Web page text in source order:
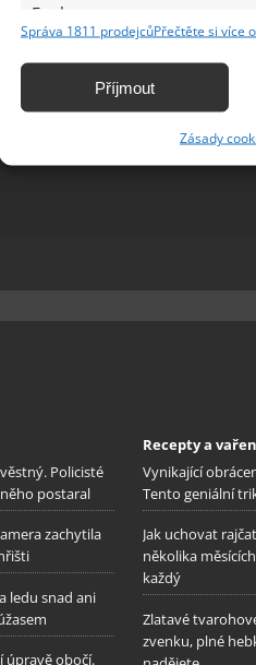
Funkce
Identifikace zařízení na základě
základě aktivně vyžádaných
Správa 1811 prodejcůPřečtěte si více
Příjmout
Zásady
Policisté
postaral
zachytila
ledu snad ani
úpravě obočí.
Recepty a
Vynikající
Tento geniální
Jak uchovat
několika
každý
Zlatavé
zvenku, plné